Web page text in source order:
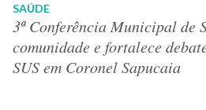
SAÚDE
3ª Conferência Municipal de
comunidade e fortalece
SUS em Coronel Sapucaia